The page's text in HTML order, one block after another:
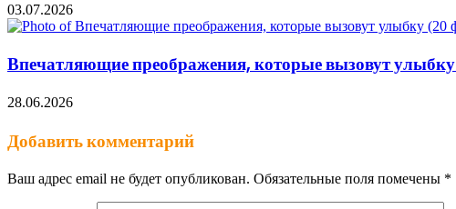
03.07.2026
Впечатляющие преображения, которые вызовут
28.06.2026
Добавить комментарий
Ваш адрес email не будет опубликован. Обязательные поля помечены *